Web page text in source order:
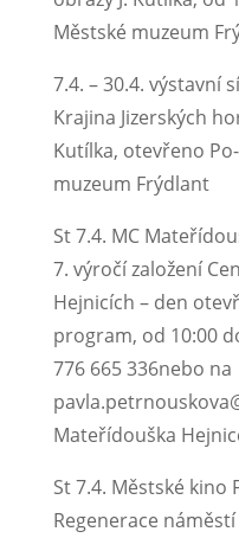
Městské muzeum
7.4. – 30.4. výstavní
Krajina Jizerských
Kutílka, otevřeno
muzeum Frýdlant
St 7.4. MC
7. výročí založení
Hejnicích – den
program, od 10:00
776 665 336nebo na
Mateřídouška
St 7.4. Městské kino
Regenerace